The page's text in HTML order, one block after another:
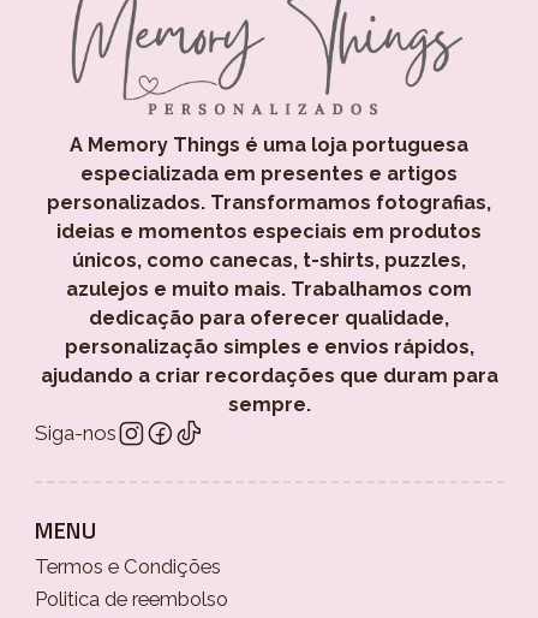
A Memory Things é uma loja portuguesa
especializada em presentes e artigos
personalizados. Transformamos fotografias,
ideias e momentos especiais em produtos
únicos, como canecas, t-shirts, puzzles,
azulejos e muito mais. Trabalhamos com
dedicação para oferecer qualidade,
personalização simples e envios rápidos,
ajudando a criar recordações que duram para
sempre.
Siga-nos
MENU
Termos e Condições
Politica de reembolso